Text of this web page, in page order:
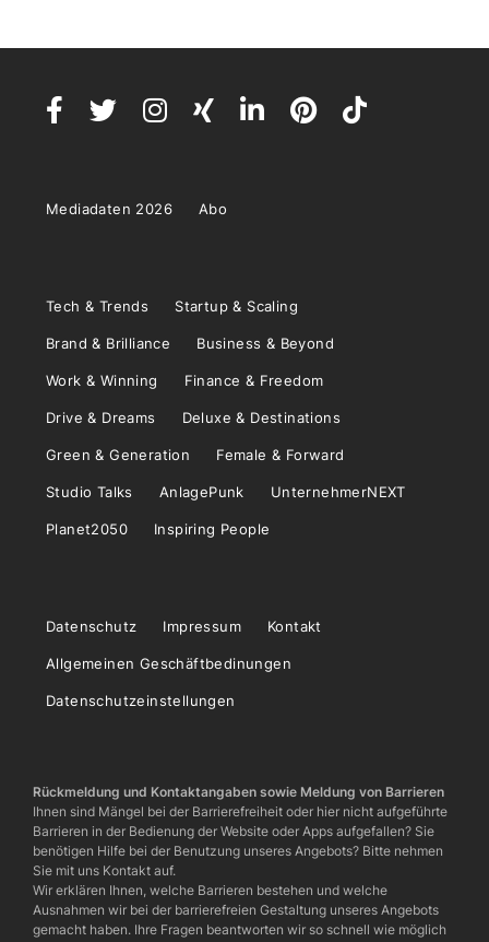
Mediadaten 2026 Abo
Tech & Trends Startup & Scaling
Brand & Brilliance Business & Beyond
Work & Winning Finance & Freedom
Drive & Dreams Deluxe & Destinations
Green & Generation Female & Forward
Studio Talks AnlagePunk UnternehmerNEXT
Planet2050 Inspiring People
Datenschutz Impressum Kontakt
Allgemeinen Geschäftbedinungen
Datenschutzeinstellungen
Rückmeldung und Kontaktangaben sowie Meldung von Barrieren
Ihnen sind Mängel bei der Barrierefreiheit oder hier nicht aufgeführte
Barrieren in der Bedienung der Website oder Apps aufgefallen? Sie
benötigen Hilfe bei der Benutzung unseres Angebots? Bitte nehmen
Sie mit uns Kontakt auf.
Wir erklären Ihnen, welche Barrieren bestehen und welche
Ausnahmen wir bei der barrierefreien Gestaltung unseres Angebots
gemacht haben. Ihre Fragen beantworten wir so schnell wie möglich